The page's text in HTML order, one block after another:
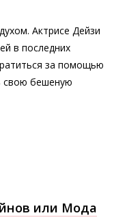
Актрисе Дейзи
в последних
за помощью
свою бешеную
или Мода